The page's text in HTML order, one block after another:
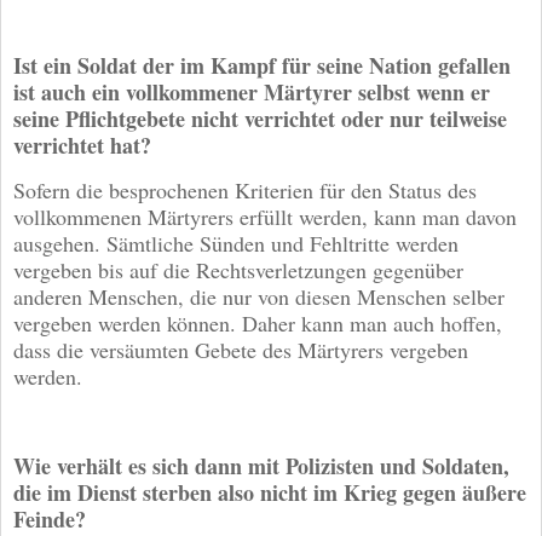
Ist ein Soldat der im Kampf für seine Nation gefallen
ist auch ein vollkommener Märtyrer selbst wenn er
seine Pflichtgebete nicht verrichtet oder nur teilweise
verrichtet hat?
Sofern die besprochenen Kriterien für den Status des
vollkommenen Märtyrers erfüllt werden, kann man davon
ausgehen. Sämtliche Sünden und Fehltritte werden
vergeben bis auf die Rechtsverletzungen gegenüber
anderen Menschen, die nur von diesen Menschen selber
vergeben werden können. Daher kann man auch hoffen,
dass die versäumten Gebete des Märtyrers vergeben
werden.
Wie verhält es sich dann mit Polizisten und Soldaten,
die im Dienst sterben also nicht im Krieg gegen äußere
Feinde?